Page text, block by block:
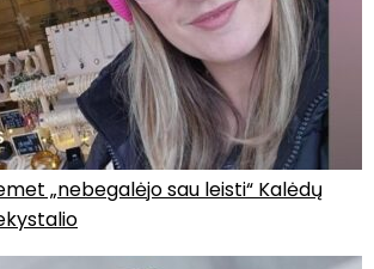
„nebegalėjo sau leisti“ Kalėdų